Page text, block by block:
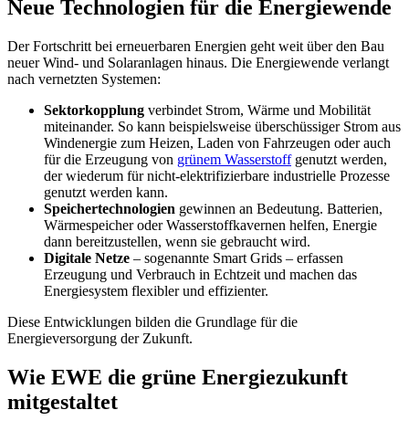
Neue Technologien für die Energiewende
Der Fortschritt bei erneuerbaren Energien geht weit über den Bau
neuer Wind- und Solaranlagen hinaus. Die Energiewende verlangt
nach vernetzten Systemen:
Sektorkopplung verbindet Strom, Wärme und Mobilität
miteinander. So kann beispielsweise überschüssiger Strom aus
Windenergie zum Heizen, Laden von Fahrzeugen oder auch
für die Erzeugung von grünem Wasserstoffgenutzt werden,
der wiederum für nicht-elektrifizierbare industrielle Prozesse
genutzt werden kann.
Speichertechnologien gewinnen an Bedeutung. Batterien,
Wärmespeicher oder Wasserstoffkavernen helfen, Energie
dann bereitzustellen, wenn sie gebraucht wird.
Digitale Netze – sogenannte Smart Grids – erfassen
Erzeugung und Verbrauch in Echtzeit und machen das
Energiesystem flexibler und effizienter.
Diese Entwicklungen bilden die Grundlage für die
Energieversorgung der Zukunft.
Wie EWE die grüne Energiezukunft
mitgestaltet